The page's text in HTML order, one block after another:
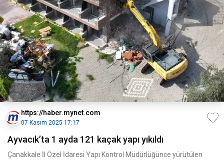
https://haber.mynet.com
07 Kasım 2025 17:17
Ayvacık’ta 1 ayda 121 kaçak yapı yıkıldı
Çanakkale İl Özel İdaresi Yapı Kontrol Müdürlüğünce yürütülen